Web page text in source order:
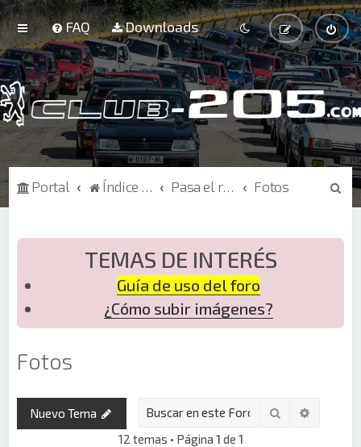
FAQ Downloads
Portal Índice de Foros Pasa el rato Fotos
B
TEMAS DE INTERÉS
Guía de uso del foro
¿Cómo subir imágenes?
Fotos
Nuevo Tema Buscar
12 temas • Página 1 de 1